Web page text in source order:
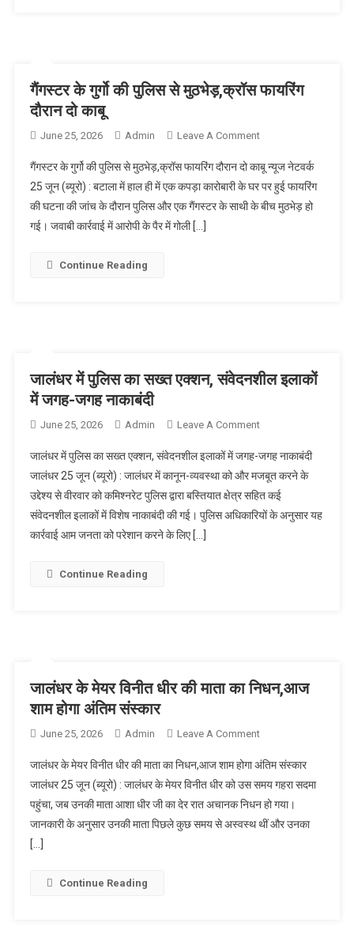
गैंगस्टर के गुर्गो की पुलिस से मुठभेड़,क्रॉस फायरिंग
दौरान दो काबू
June 25, 2026 Admin Leave A CommentOn गैंगस्टर के गुर्गो की
मुठभेड़,क्रॉस फायरिंग
दौरान दो काबू
गैंगस्टर के गुर्गो की पुलिस से मुठभेड़,क्रॉस फायरिंग दौरान दो काबू न्यूज नेटवर्क
25 जून (ब्यूरो) : बटाला में हाल ही में एक कपड़ा कारोबारी के घर पर हुई फायरिंग
की घटना की जांच के दौरान पुलिस और एक गैंगस्टर के साथी के बीच मुठभेड़ हो
गई। जवाबी कार्रवाई में आरोपी के पैर में गोली […]
Continue Reading
जालंधर में पुलिस का सख्त एक्शन, संवेदनशील इलाकों
में जगह-जगह नाकाबंदी
June 25, 2026 Admin Leave A CommentOn जालंधर में पुलिस
संवेदनशील इलाकों में
जगह-जगह नाकाबंदी
जालंधर में पुलिस का सख्त एक्शन, संवेदनशील इलाकों में जगह-जगह नाकाबंदी
जालंधर 25 जून (ब्यूरो) : जालंधर में कानून-व्यवस्था को और मजबूत करने के
उद्देश्य से वीरवार को कमिश्नरेट पुलिस द्वारा बस्तियात क्षेत्र सहित कई
संवेदनशील इलाकों में विशेष नाकाबंदी की गई। पुलिस अधिकारियों के अनुसार यह
कार्रवाई आम जनता को परेशान करने के लिए […]
Continue Reading
जालंधर के मेयर विनीत धीर की माता का निधन,आज
शाम होगा अंतिम संस्कार
June 25, 2026 Admin Leave A CommentOn जालंधर के मेयर
निधन,आज शाम होगा
अंतिम संस्कार
जालंधर के मेयर विनीत धीर की माता का निधन,आज शाम होगा अंतिम संस्कार
जालंधर 25 जून (ब्यूरो) : जालंधर के मेयर विनीत धीर को उस समय गहरा सदमा
पहुंचा, जब उनकी माता आशा धीर जी का देर रात अचानक निधन हो गया।
जानकारी के अनुसार उनकी माता पिछले कुछ समय से अस्वस्थ थीं और उनका
[…]
Continue Reading